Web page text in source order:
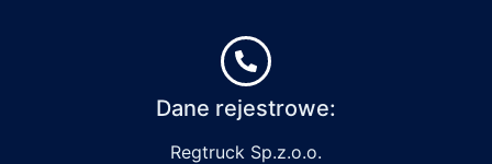
Dane rejestrowe:
Regtruck Sp.z.o.o.